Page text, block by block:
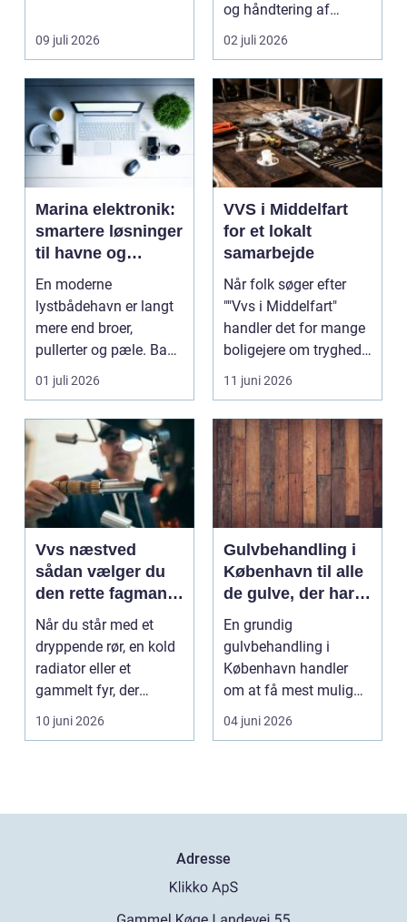
udsigten skal ...
09 juli 2026
og håndtering af
tr&ae...
02 juli 2026
Marina elektronik:
smartere løsninger
til havne og
bådejere
En moderne
lystbådehavn er langt
mere end broer,
pullerter og pæle. Bag
kulissen ligger et net af
01 juli 2026
VVS i Middelfart
for et lokalt
samarbejde
Når folk søger efter
""Vvs i Middelfart"
handler det for mange
boligejere om tryghed i
...
11 juni 2026
Vvs næstved
sådan vælger du
den rette fagmand
til vand, varme og
energi
Når du står med et
dryppende rør, en kold
radiator eller et
gammelt fyr, der
synger på sidste vers,
10 juni 2026
Gulvbehandling i
København til alle
de gulve, der har
brug for
førstehjælp
En grundig
gulvbehandling i
København handler
om at få mest mulig
kvalitet og levetid u...
04 juni 2026
Adresse